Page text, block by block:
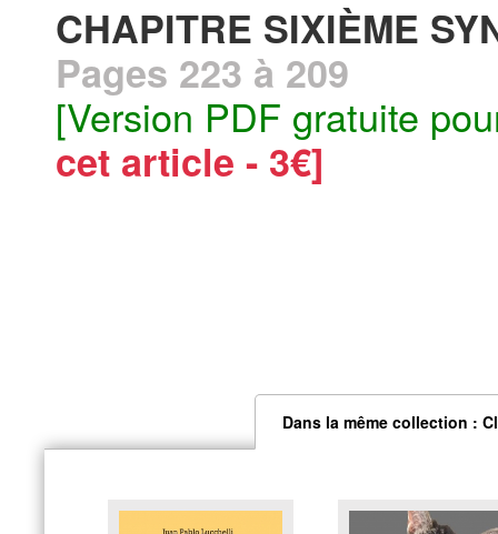
CHAPITRE SIXIÈME
Pages 223 à 209
[Version PDF gratuite
cet article - 3€]
Dans la même collection :